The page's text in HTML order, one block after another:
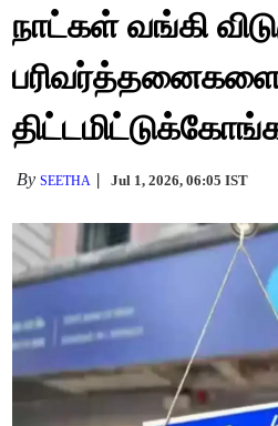
நாட்கள் வங்கி
BySEETHA Jul 1, 2026, 06:05 IST